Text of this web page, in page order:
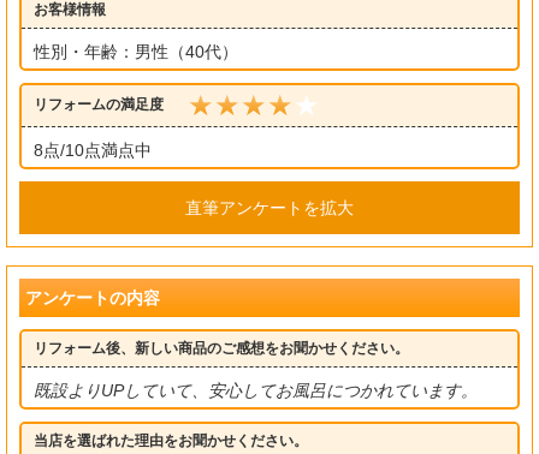
お客様情報
性別・年齢：男性（40代）
リフォームの満足度
8点/10点満点中
直筆アンケートを拡大
アンケートの内容
リフォーム後、新しい商品のご感想をお聞かせください。
既設よりUPしていて、安心してお風呂につかれています。
当店を選ばれた理由をお聞かせください。